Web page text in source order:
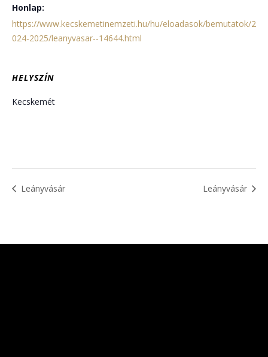
Honlap:
https://www.kecskemetinemzeti.hu/hu/eloadasok/bemutatok/2
024-2025/leanyvasar--14644.html
HELYSZÍN
Kecskemét
Leányvásár Leányvásár